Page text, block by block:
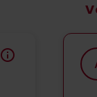
info